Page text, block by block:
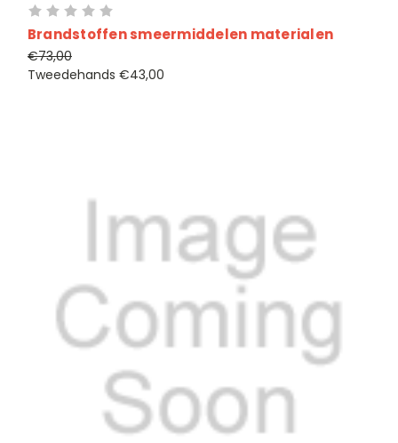
Brandstoffen smeermiddelen materialen
€73,00
Tweedehands €43,00